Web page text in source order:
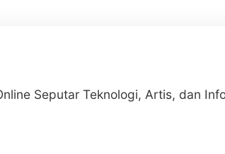
Seputar Teknologi, Artis, dan